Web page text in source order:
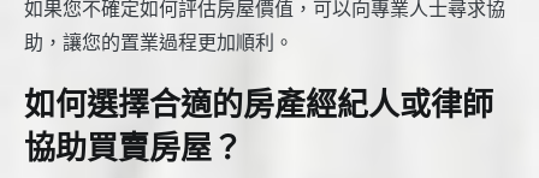
如果您不確定如何評估房屋價值，可以向專業人士尋求協
助，讓您的置業過程更加順利。
如何選擇合適的房產經紀人或律師
協助買賣房屋？